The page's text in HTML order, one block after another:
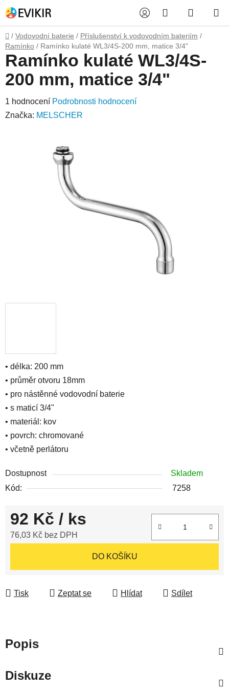
na
obsah
Hledat
KOŠÍK
Domů
/ Vodovodní baterie / Příslušenství k vodovodním bateriím /
Ramínko / Ramínko kulaté WL3/4S-200 mm, matice 3/4"
• délka: 200 mm
• průměr otvoru 18mm
• pro nástěnné vodovodní baterie
• s maticí 3/4"
• materiál: kov
• povrch: chromované
• včetně perlátoru
Dostupnost
Skladem
Kód:
7258
92 Kč / ks
76,03 Kč bez DPH
DO KOŠÍKU
Tisk Zeptat se Hlídat Sdílet
Ramínko kulaté WL3/4S-
200 mm, matice 3/4"
Průměrné
hodnocení
1 hodnocení Podrobnosti hodnocení
Značka: MELSCHER
Popis
Diskuze